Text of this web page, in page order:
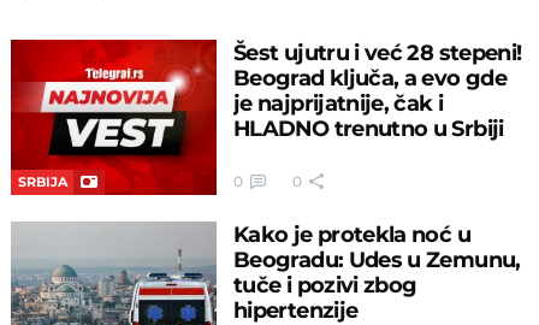
SRBIJA
Šest ujutru i već 28 stepeni!
Beograd ključa, a evo gde
je najprijatnije, čak i
HLADNO trenutno u Srbiji
0 0
Kako je protekla noć u
Beogradu: Udes u Zemunu,
tuče i pozivi zbog
hipertenzije